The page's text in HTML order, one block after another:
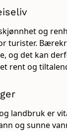
og
turister.
og det kan
rent og
landbruk er
og sunne